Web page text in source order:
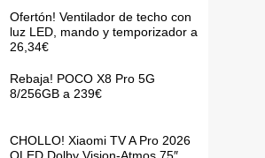
Ofertón! Ventilador de techo con
luz LED, mando y temporizador a
26,34€
Rebaja! POCO X8 Pro 5G
8/256GB a 239€
CHOLLO! Xiaomi TV A Pro 2026